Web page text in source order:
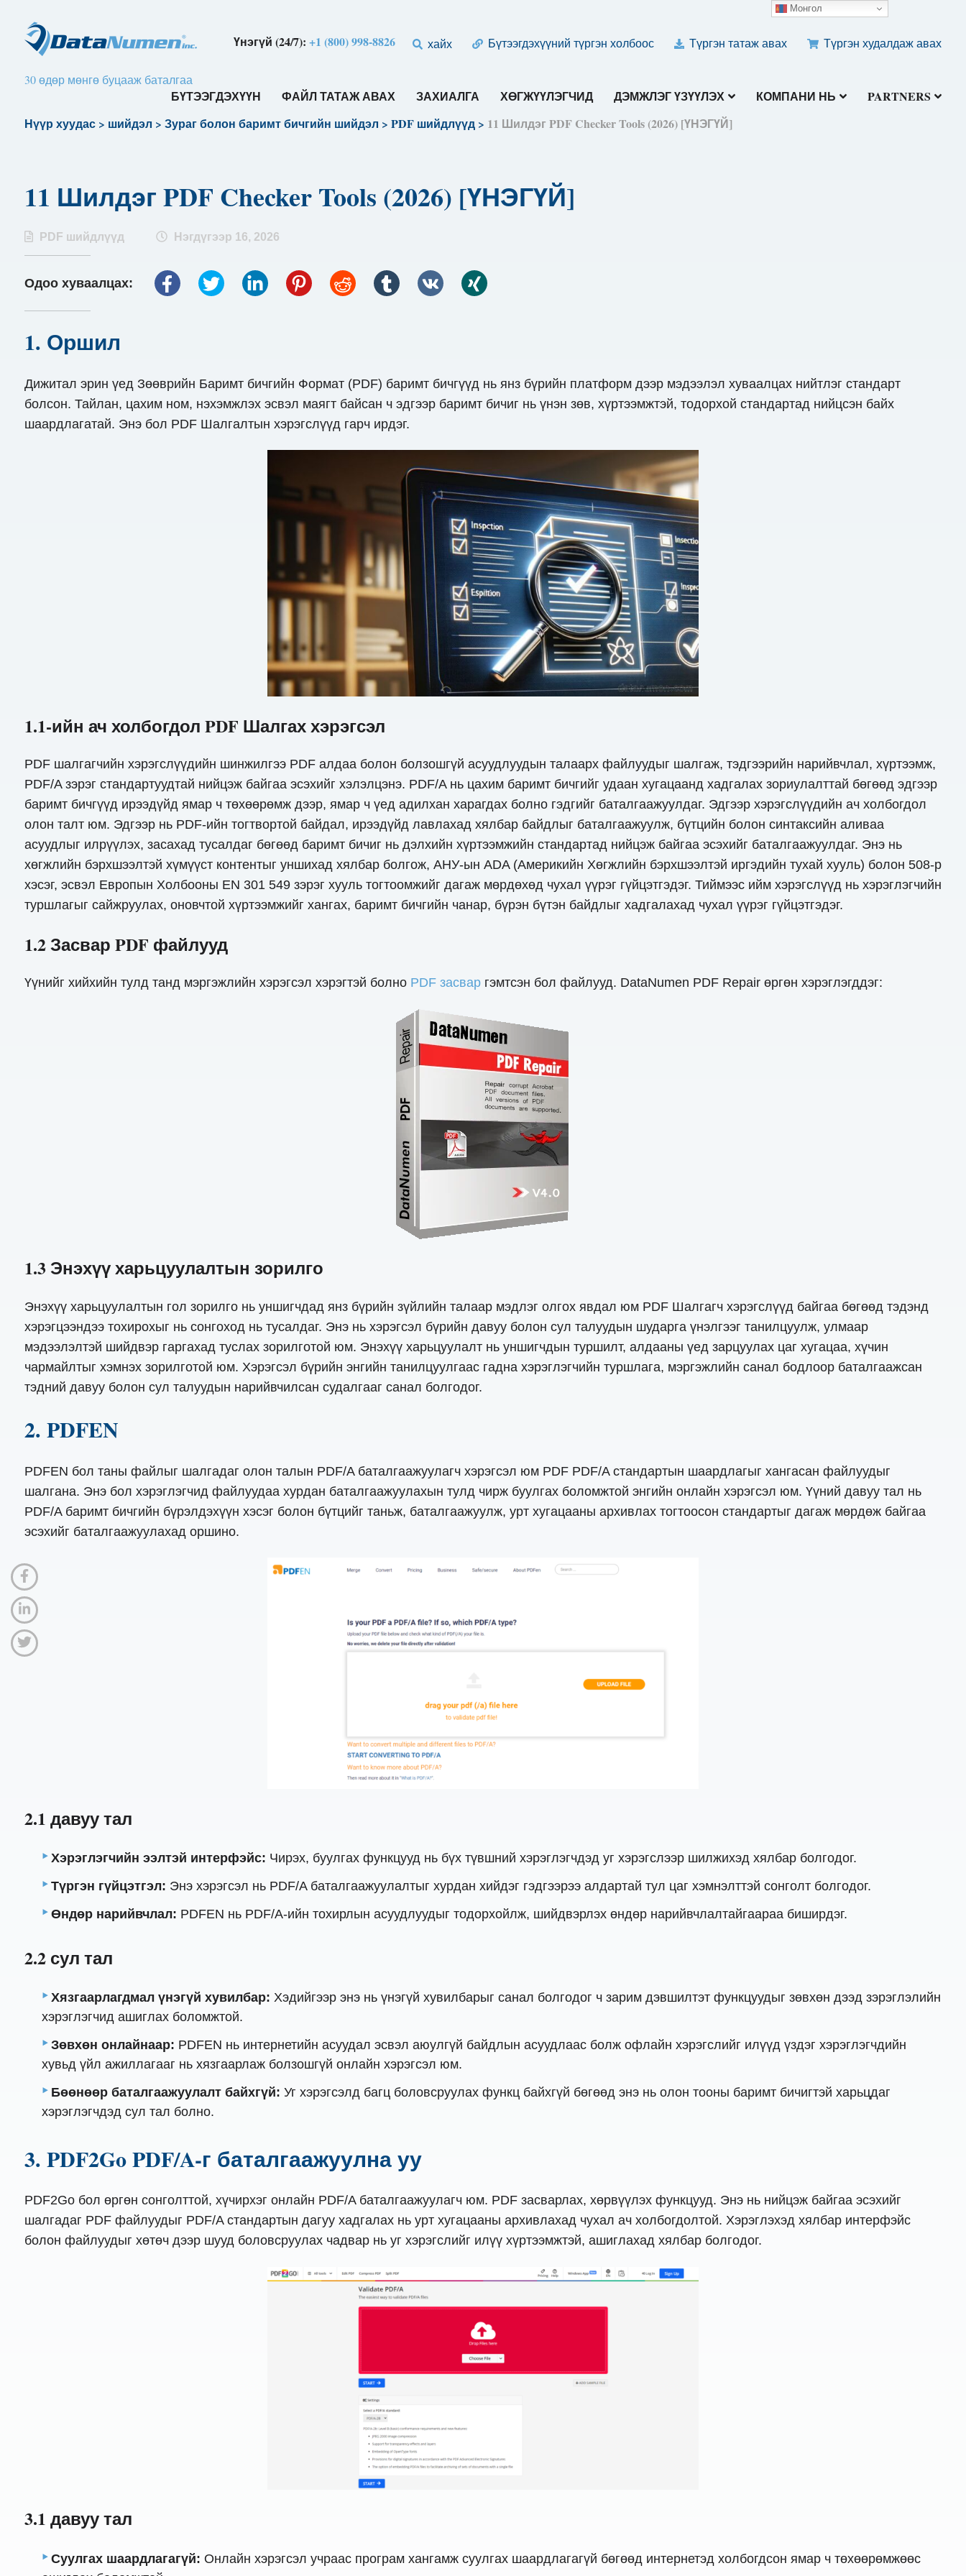
Үнэгүй (24/7):+1 (800) 998-8826 хайх Бүтээгдэхүүний түргэн холбоос Түргэн татаж авах Түргэн худалдаж авах
30 өдөр мөнгө буцааж баталгаа
БҮТЭЭГДЭХҮҮН ФАЙЛ ТАТАЖ АВАХ ЗАХИАЛГА ХӨГЖҮҮЛЭГЧИД ДЭМЖЛЭГ ҮЗҮҮЛЭХ КОМПАНИ НЬ
PARTNERS
Нүүр хуудас> шийдэл > Зураг болон баримт бичгийн шийдэл > PDF шийдлүүд> 11 Шилдэг PDF Checker Tools (2026) [ҮНЭГҮЙ]
11 Шилдэг PDF Checker Tools (2026) [ҮНЭГҮЙ]
PDF шийдлүүд Нэгдүгээр 16, 2026
Одоо хуваалцах:
1. Оршил
Дижитал эрин үед Зөөврийн Баримт бичгийн Формат (PDF) баримт бичгүүд нь янз бүрийн платформ дээр мэдээлэл хуваалцах нийтлэг стандарт
болсон. Тайлан, цахим ном, нэхэмжлэх эсвэл маягт байсан ч эдгээр баримт бичиг нь үнэн зөв, хүртээмжтэй, тодорхой стандартад нийцсэн байх
шаардлагатай. Энэ бол PDF Шалгалтын хэрэгслүүд гарч ирдэг.
1.1-ийн ач холбогдол PDF Шалгах хэрэгсэл
PDF шалгагчийн хэрэгслүүдийн шинжилгээ PDF алдаа болон болзошгүй асуудлуудын талаарх файлуудыг шалгаж, тэдгээрийн нарийвчлал, хүртээмж,
PDF/A зэрэг стандартуудтай нийцэж байгаа эсэхийг хэлэлцэнэ. PDF/A нь цахим баримт бичгийг удаан хугацаанд хадгалах зориулалттай бөгөөд эдгээр
баримт бичгүүд ирээдүйд ямар ч төхөөрөмж дээр, ямар ч үед адилхан харагдах болно гэдгийг баталгаажуулдаг. Эдгээр хэрэгслүүдийн ач холбогдол
олон талт юм. Эдгээр нь PDF-ийн тогтвортой байдал, ирээдүйд лавлахад хялбар байдлыг баталгаажуулж, бүтцийн болон синтаксийн аливаа
асуудлыг илрүүлэх, засахад тусалдаг бөгөөд баримт бичиг нь дэлхийн хүртээмжийн стандартад нийцэж байгаа эсэхийг баталгаажуулдаг. Энэ нь
хөгжлийн бэрхшээлтэй хүмүүст контентыг уншихад хялбар болгож, АНУ-ын ADA (Америкийн Хөгжлийн бэрхшээлтэй иргэдийн тухай хууль) болон 508-р
хэсэг, эсвэл Европын Холбооны EN 301 549 зэрэг хууль тогтоомжийг дагаж мөрдөхөд чухал үүрэг гүйцэтгэдэг. Тиймээс ийм хэрэгслүүд нь хэрэглэгчийн
туршлагыг сайжруулах, оновчтой хүртээмжийг хангах, баримт бичгийн чанар, бүрэн бүтэн байдлыг хадгалахад чухал үүрэг гүйцэтгэдэг.
1.2 Засвар PDF файлууд
Үүнийг хийхийн тулд танд мэргэжлийн хэрэгсэл хэрэгтэй болно PDF засваргэмтсэн бол файлууд. DataNumen PDF Repair өргөн хэрэглэгддэг:
1.3 Энэхүү харьцуулалтын зорилго
Энэхүү харьцуулалтын гол зорилго нь уншигчдад янз бүрийн зүйлийн талаар мэдлэг олгох явдал юм PDF Шалгагч хэрэгслүүд байгаа бөгөөд тэдэнд
хэрэгцээндээ тохирохыг нь сонгоход нь тусалдаг. Энэ нь хэрэгсэл бүрийн давуу болон сул талуудын шударга үнэлгээг танилцуулж, улмаар
мэдээлэлтэй шийдвэр гаргахад туслах зорилготой юм. Энэхүү харьцуулалт нь уншигчдын туршилт, алдааны үед зарцуулах цаг хугацаа, хүчин
чармайлтыг хэмнэх зорилготой юм. Хэрэгсэл бүрийн энгийн танилцуулгаас гадна хэрэглэгчийн туршлага, мэргэжлийн санал бодлоор баталгаажсан
тэдний давуу болон сул талуудын нарийвчилсан судалгааг санал болгодог.
2. PDFEN
PDFEN бол таны файлыг шалгадаг олон талын PDF/A баталгаажуулагч хэрэгсэл юм PDF PDF/A стандартын шаардлагыг хангасан файлуудыг
шалгана. Энэ бол хэрэглэгчид файлуудаа хурдан баталгаажуулахын тулд чирж буулгах боломжтой энгийн онлайн хэрэгсэл юм. Үүний давуу тал нь
PDF/A баримт бичгийн бүрэлдэхүүн хэсэг болон бүтцийг таньж, баталгаажуулж, урт хугацааны архивлах тогтоосон стандартыг дагаж мөрдөж байгаа
эсэхийг баталгаажуулахад оршино.
2.1 давуу тал
Хэрэглэгчийн ээлтэй интерфэйс: Чирэх, буулгах функцууд нь бүх түвшний хэрэглэгчдэд уг хэрэгслээр шилжихэд хялбар болгодог.
Түргэн гүйцэтгэл: Энэ хэрэгсэл нь PDF/A баталгаажуулалтыг хурдан хийдэг гэдгээрээ алдартай тул цаг хэмнэлттэй сонголт болгодог.
Өндөр нарийвчлал: PDFEN нь PDF/A-ийн тохирлын асуудлуудыг тодорхойлж, шийдвэрлэх өндөр нарийвчлалтайгаараа биширдэг.
2.2 сул тал
Хязгаарлагдмал үнэгүй хувилбар: Хэдийгээр энэ нь үнэгүй хувилбарыг санал болгодог ч зарим дэвшилтэт функцуудыг зөвхөн дээд зэрэглэлийн
хэрэглэгчид ашиглах боломжтой.
Зөвхөн онлайнаар: PDFEN нь интернетийн асуудал эсвэл аюулгүй байдлын асуудлаас болж офлайн хэрэгслийг илүүд үздэг хэрэглэгчдийн
хувьд үйл ажиллагааг нь хязгаарлаж болзошгүй онлайн хэрэгсэл юм.
Бөөнөөр баталгаажуулалт байхгүй: Уг хэрэгсэлд багц боловсруулах функц байхгүй бөгөөд энэ нь олон тооны баримт бичигтэй харьцдаг
хэрэглэгчдэд сул тал болно.
3. PDF2Go PDF/A-г баталгаажуулна уу
PDF2Go бол өргөн сонголттой, хүчирхэг онлайн PDF/A баталгаажуулагч юм. PDF засварлах, хөрвүүлэх функцууд. Энэ нь нийцэж байгаа эсэхийг
шалгадаг PDF файлуудыг PDF/A стандартын дагуу хадгалах нь урт хугацааны архивлахад чухал ач холбогдолтой. Хэрэглэхэд хялбар интерфэйс
болон файлуудыг хөтөч дээр шууд боловсруулах чадвар нь уг хэрэгслийг илүү хүртээмжтэй, ашиглахад хялбар болгодог.
3.1 давуу тал
Суулгах шаардлагагүй: Онлайн хэрэгсэл учраас програм хангамж суулгах шаардлагагүй бөгөөд интернетэд холбогдсон ямар ч төхөөрөмжөөс
Монгол